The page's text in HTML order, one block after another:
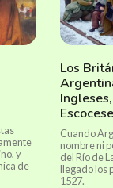
y
de
Los
Cuando
nombre ni
del Río de
llegado los
1527.